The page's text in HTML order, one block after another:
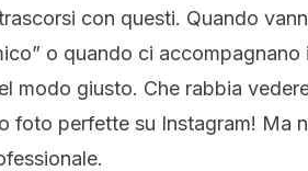
con questi. Quando
o quando ci
modo giusto. Che rabbia
foto perfette su Instagram! Ma